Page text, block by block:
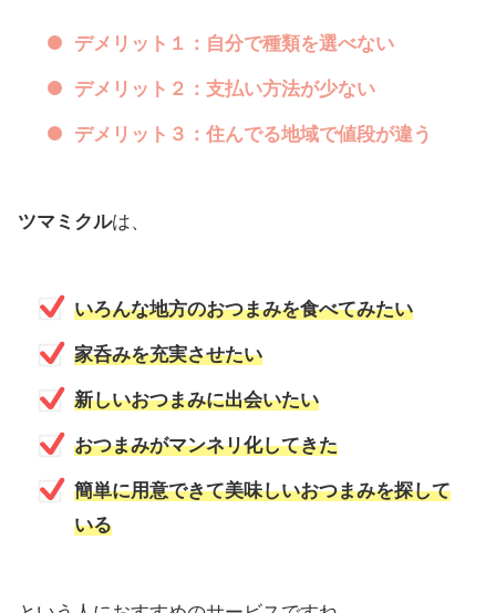
デメリット１：自分で種類を選べない
デメリット２：支払い方法が少ない
デメリット３：住んでる地域で値段が違う
ツマミクルは、
いろんな地方のおつまみを食べてみたい
家呑みを充実させたい
新しいおつまみに出会いたい
おつまみがマンネリ化してきた
簡単に用意できて美味しいおつまみを探して
いる